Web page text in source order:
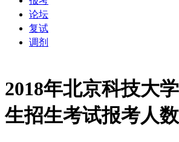
论坛
复试
调剂
2018年北京科技大
生招生考试报考人数